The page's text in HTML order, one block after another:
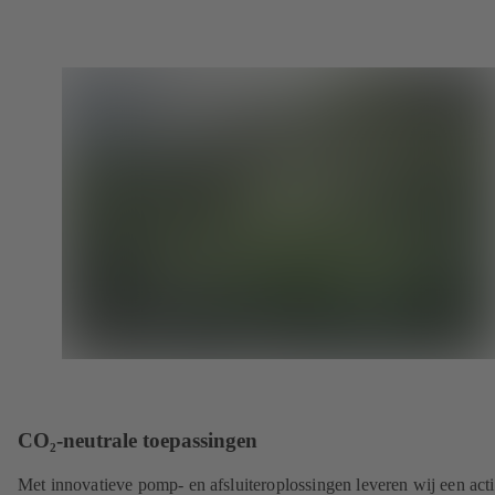
CO₂-neutrale toepassingen
Met innovatieve pomp- en afsluiteroplossingen leveren wij een